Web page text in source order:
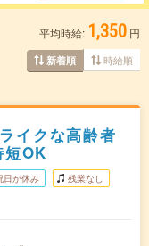
平均時給: 1,350 円
新着順 時給順
イクな高齢者
短OK
日が休み 残業なし